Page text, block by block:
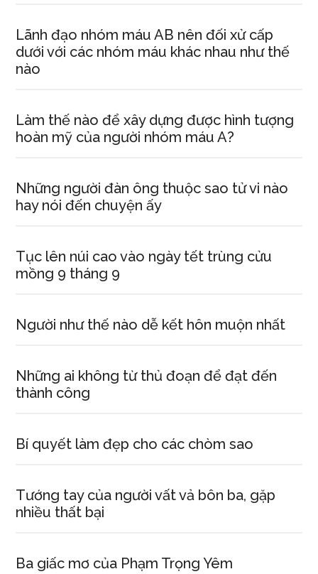
Lãnh đạo nhóm máu AB nên đối xử cấp
dưới với các nhóm máu khác nhau như thế
nào
Làm thế nào để xây dựng được hình tượng
hoàn mỹ của người nhóm máu A?
Những người đàn ông thuộc sao tử vi nào
hay nói đến chuyện ấy
Tục lên núi cao vào ngày tết trùng cửu
mồng 9 tháng 9
Người như thế nào dễ kết hôn muộn nhất
Những ai không từ thủ đoạn để đạt đến
thành công
Bí quyết làm đẹp cho các chòm sao
Tướng tay của người vất vả bôn ba, gặp
nhiều thất bại
Ba giấc mơ của Phạm Trọng Yêm